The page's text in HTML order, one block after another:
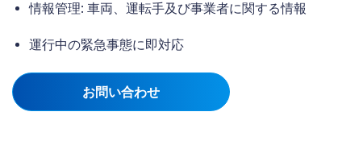
情報管理: 車両、運転手及び事業者に関する情報
運行中の緊急事態に即対応
お問い合わせ